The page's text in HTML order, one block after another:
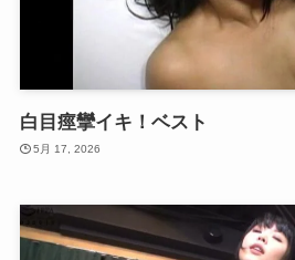
白目痙攣イキ！ベスト
5月 17, 2026